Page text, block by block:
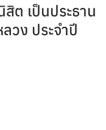
ต เป็นประธาน
วง ประจำปี